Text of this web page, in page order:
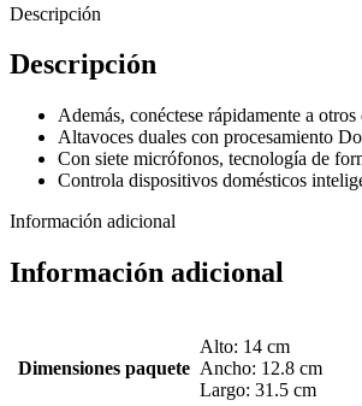
Descripción
Descripción
Además, conéctese rápidamente a
Altavoces duales con procesamiento
Con siete micrófonos, tecnología de
Controla dispositivos domésticos
Información adicional
Información adicional
Dimensiones paquete
Alto: 14 cm
Ancho: 12.8 cm
Largo: 31.5 cm